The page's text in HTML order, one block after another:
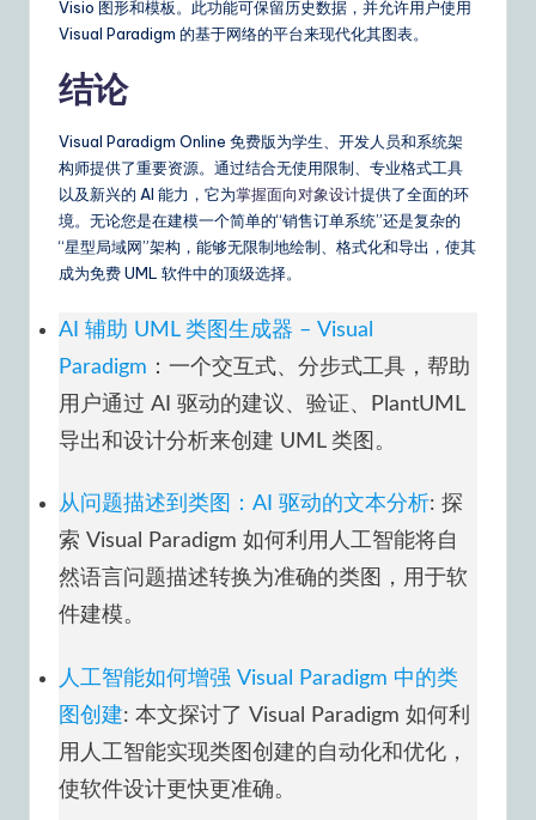
Visio 图形和模板。此功能可保留历史数据，并允许用户使用
Visual Paradigm 的基于网络的平台来现代化其图表。
结论
Visual Paradigm Online 免费版为学生、开发人员和系统架
构师提供了重要资源。通过结合无使用限制、专业格式工具
以及新兴的 AI 能力，它为掌握面向对象设计提供了全面的环
境。无论您是在建模一个简单的“销售订单系统”还是复杂的
“星型局域网”架构，能够无限制地绘制、格式化和导出，使其
成为免费 UML 软件中的顶级选择。
AI 辅助 UML 类图生成器 – Visual
Paradigm ：一个交互式、分步式工具，帮助
用户通过 AI 驱动的建议、验证、PlantUML
导出和设计分析来创建 UML 类图。
从问题描述到类图：AI 驱动的文本分析: 探
索 Visual Paradigm 如何利用人工智能将自
然语言问题描述转换为准确的类图，用于软
件建模。
人工智能如何增强 Visual Paradigm 中的类
图创建: 本文探讨了 Visual Paradigm 如何利
用人工智能实现类图创建的自动化和优化，
使软件设计更快更准确。